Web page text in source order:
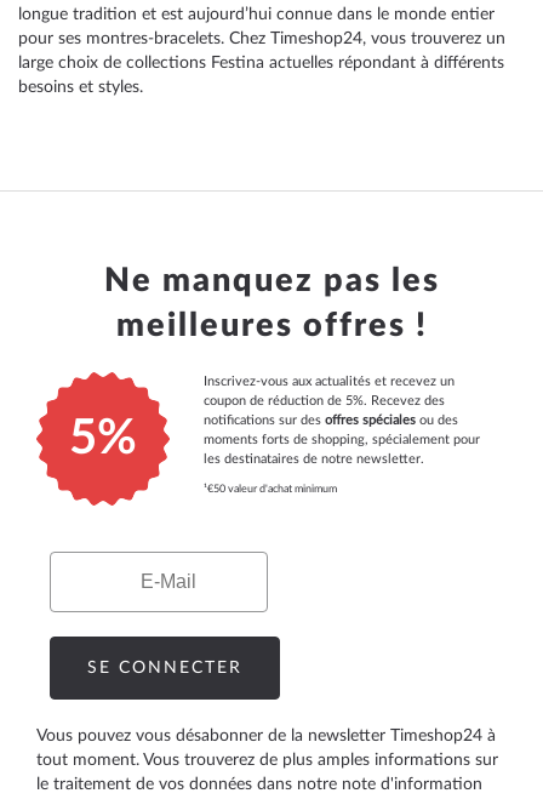
longue tradition et est aujourd’hui connue dans le monde entier
pour ses montres-bracelets. Chez Timeshop24, vous trouverez un
large choix de collections Festina actuelles répondant à différents
besoins et styles.
Ne manquez pas les
meilleures offres !
5%
Inscrivez-vous aux actualités et recevez un
coupon de réduction de 5%. Recevez des
notifications sur des offres spéciales ou des
moments forts de shopping, spécialement pour
les destinataires de notre newsletter.
¹€50 valeur d'achat minimum
Email
SE CONNECTER
Vous pouvez vous désabonner de la newsletter Timeshop24 à
tout moment. Vous trouverez de plus amples informations sur
le traitement de vos données dans notre note d'information